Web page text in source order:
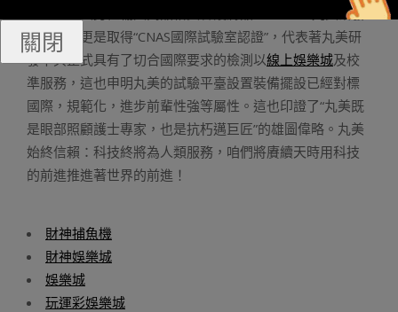
央，為愛美男性輸入高品格美容護膚品。2020，丸美研發
試驗中央更是取得“CNAS國際試驗室認證”，代表著丸美研
發中央正式具有了切合國際要求的檢測以線上娛樂城及校
準服務，這也申明丸美的試驗平臺設置裝備擺設已經對標
國際，規範化，進步前輩性強等屬性。這也印證了“丸美既
是眼部照顧護士專家，也是抗朽邁巨匠”的雄圖偉略。丸美
始終信賴：科技終將為人類服務，咱們將賡續天時用科技
的前進推進著世界的前進！
財神捕魚機
財神娛樂城
娛樂城
玩運彩娛樂城
關閉